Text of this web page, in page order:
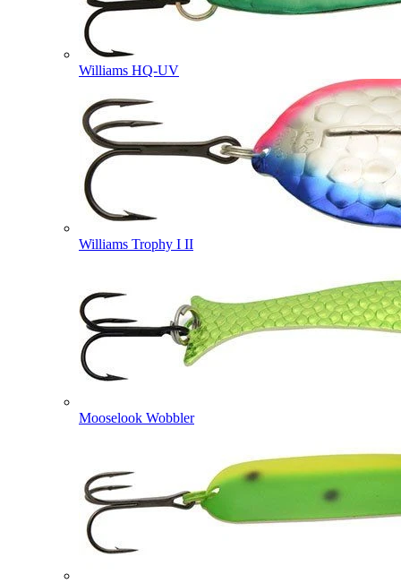
Williams HQ-UV
Williams Trophy I II
Mooselook Wobbler